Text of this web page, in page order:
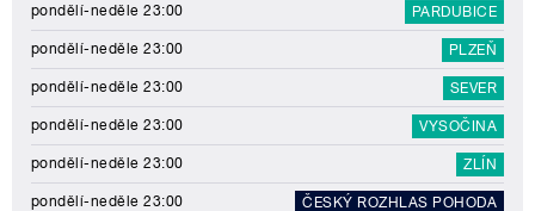
pondělí-neděle 23:00 PARDUBICE
pondělí-neděle 23:00 PLZEŇ
pondělí-neděle 23:00 SEVER
pondělí-neděle 23:00 VYSOČINA
pondělí-neděle 23:00 ZLÍN
pondělí-neděle 23:00 ČESKÝ ROZHLAS POHODA